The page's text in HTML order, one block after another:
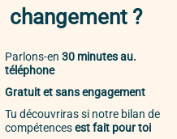
changement ?
Parlons-en 30 minutes au.
téléphone
Gratuit et sans engagement
Tu découvriras si notre bilan de
compétencesest fait pour toi